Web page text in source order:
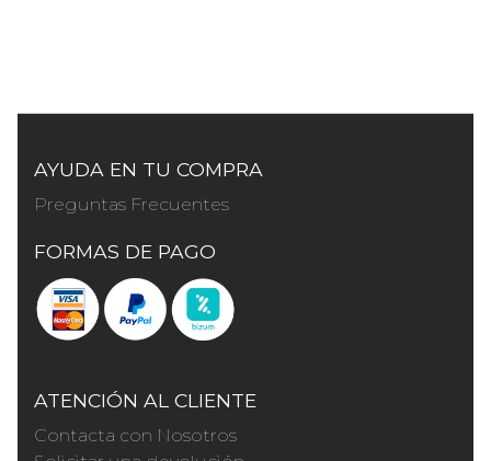
AYUDA EN TU COMPRA
Preguntas Frecuentes
FORMAS DE PAGO
ATENCIÓN AL CLIENTE
Contacta con Nosotros